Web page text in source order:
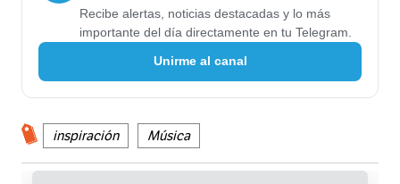
Recibe alertas, noticias destacadas y lo más
importante del día directamente en tu Telegram.
Unirme al canal
inspiración Música